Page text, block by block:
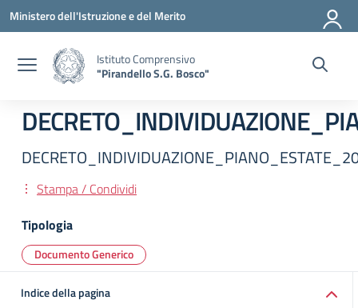
Vai ai contenuti
Vai al menu di navigazione
Vai al footer
Ministero dell'Istruzione e del Merito
Istituto Comprensivo
"Pirandello S.G. Bosco"
Stampa / Condividi
Tipologia
Documento Generico
Indice della pagina